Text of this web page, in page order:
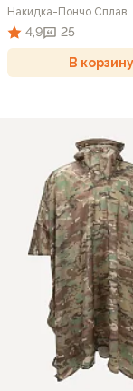
Накидка-Пончо Сплав
4,9 25
В корзину